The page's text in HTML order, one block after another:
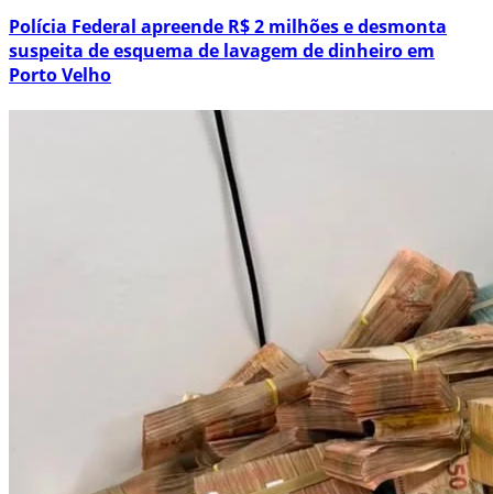
Polícia Federal apreende R$ 2 milhões e desmonta
suspeita de esquema de lavagem de dinheiro em
Porto Velho